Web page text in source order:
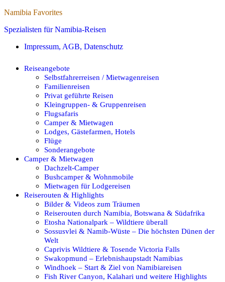
Namibia Favorites
Spezialisten für Namibia-Reisen
Impressum, AGB, Datenschutz
Reiseangebote
Selbstfahrerreisen / Mietwagenreisen
Familienreisen
Privat geführte Reisen
Kleingruppen- & Gruppenreisen
Flugsafaris
Camper & Mietwagen
Lodges, Gästefarmen, Hotels
Flüge
Sonderangebote
Camper & Mietwagen
Dachzelt-Camper
Bushcamper & Wohnmobile
Mietwagen für Lodgereisen
Reiserouten & Highlights
Bilder & Videos zum Träumen
Reiserouten durch Namibia, Botswana & Südafrika
Etosha Nationalpark – Wildtiere überall
Sossusvlei & Namib-Wüste – Die höchsten Dünen der
Welt
Caprivis Wildtiere & Tosende Victoria Falls
Swakopmund – Erlebnishaupstadt Namibias
Windhoek – Start & Ziel von Namibiareisen
Fish River Canyon, Kalahari und weitere Highlights